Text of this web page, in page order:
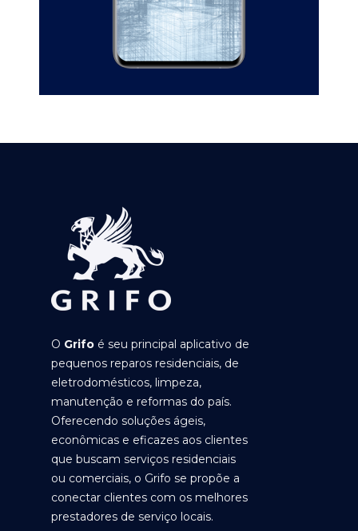
O Grifo é seu principal aplicativo de
pequenos reparos residenciais, de
eletrodomésticos, limpeza,
manutenção e reformas do país.
Oferecendo soluções ágeis,
econômicas e eficazes aos clientes
que buscam serviços residenciais
ou comerciais, o Grifo se propõe a
conectar clientes com os melhores
prestadores de serviço locais.